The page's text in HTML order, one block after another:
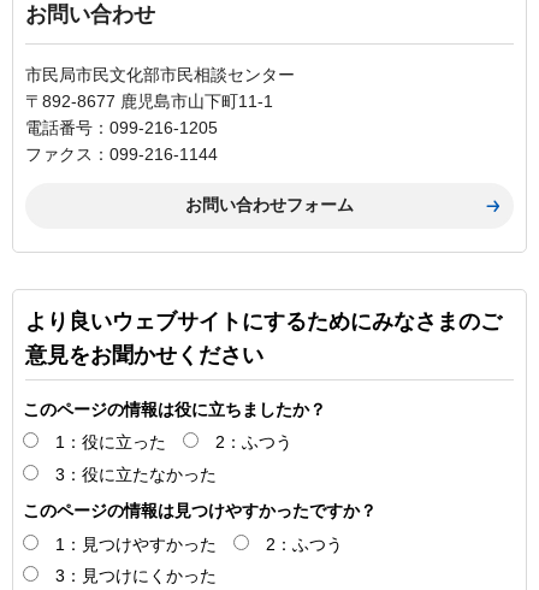
お問い合わせ
市民局市民文化部市民相談センター
〒892-8677 鹿児島市山下町11-1
電話番号：099-216-1205
ファクス：099-216-1144
より良いウェブサイトにするためにみなさまのご
意見をお聞かせください
このページの情報は役に立ちましたか？
1：役に立った
2：ふつう
3：役に立たなかった
このページの情報は見つけやすかったですか？
1：見つけやすかった
2：ふつう
3：見つけにくかった